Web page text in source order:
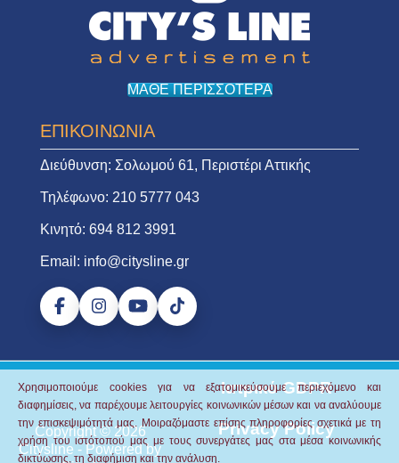
ΜΑΘΕ ΠΕΡΙΣΣΟΤΕΡΑ
ΕΠΙΚΟΙΝΩΝΙΑ
Διεύθυνση: Σολωμού 61, Περιστέρι Αττικής
Τηλέφωνο: 210 5777 043
Κινητό: 694 812 3991
Email: info@citysline.gr
Copyright © 2026
Citysline- Powered by
Ιατρικό GDPR
Privacy Policy
Χρησιμοποιούμε cookies για να εξατομικεύσουμε περιεχόμενο και
διαφημίσεις, να παρέχουμε λειτουργίες κοινωνικών μέσων και να αναλύουμε
την επισκεψιμότητά μας. Μοιραζόμαστε επίσης πληροφορίες σχετικά με τη
χρήση του ιστότοπού μας με τους συνεργάτες μας στα μέσα κοινωνικής
δικτύωσης, τη διαφήμιση και την ανάλυση.